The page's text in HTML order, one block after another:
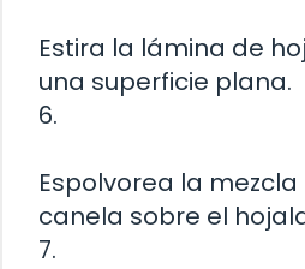
Estira la lámina de
una superficie plana.
6.
Espolvorea la
canela sobre el
7.